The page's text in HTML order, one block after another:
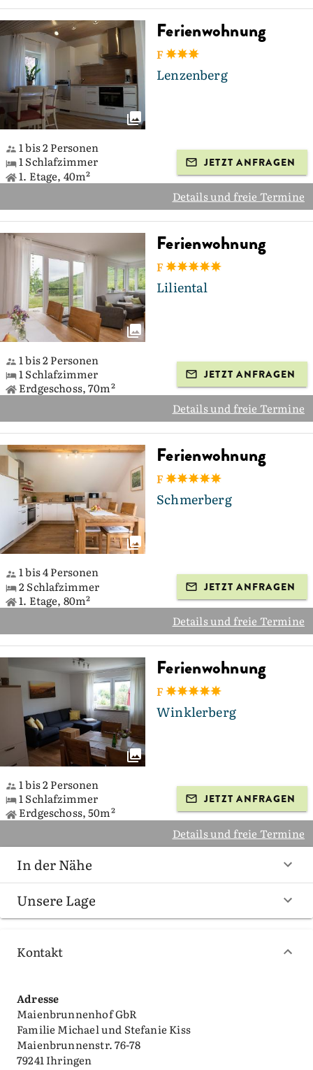
Ferienwohnung
F
Lenzenberg
1 bis 2 Personen
1 Schlafzimmer
1. Etage, 40m²
JETZT ANFRAGEN
Details und freie Termine
Ferienwohnung
F
Liliental
1 bis 2 Personen
1 Schlafzimmer
Erdgeschoss, 70m²
JETZT ANFRAGEN
Details und freie Termine
Ferienwohnung
F
Schmerberg
1 bis 4 Personen
2 Schlafzimmer
1. Etage, 80m²
JETZT ANFRAGEN
Details und freie Termine
Ferienwohnung
F
Winklerberg
1 bis 2 Personen
1 Schlafzimmer
Erdgeschoss, 50m²
JETZT ANFRAGEN
Details und freie Termine
In der Nähe
Unsere Lage
Kontakt
Adresse
Maienbrunnenhof GbR
Familie Michael und Stefanie Kiss
Maienbrunnenstr. 76-78
79241 Ihringen